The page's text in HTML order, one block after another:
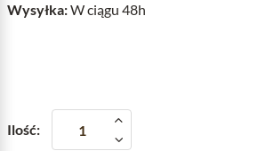
Wysyłka:W ciągu 48h
Ilość: